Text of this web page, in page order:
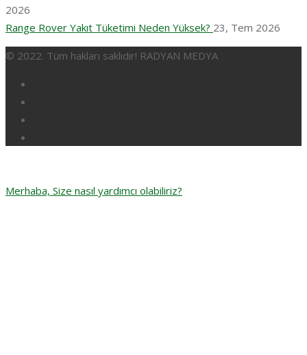
2026
Range Rover Yakıt Tüketimi Neden Yüksek? 23, Tem 2026
© 2022. Tüm hakları saklıdır! RADYAN MEDYA
Merhaba, Size nasıl yardımcı olabiliriz?